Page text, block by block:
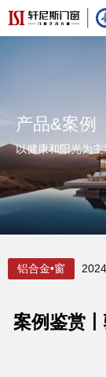
产品&案例
以健康和阳光为
铝合金•窗
案例鉴赏